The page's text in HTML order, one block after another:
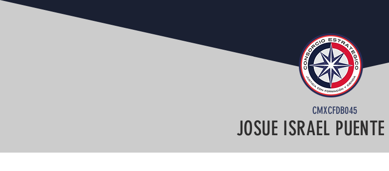
TALL TITLE
TALL TITLE
CMXCFDB045
JOSUE ISRAEL